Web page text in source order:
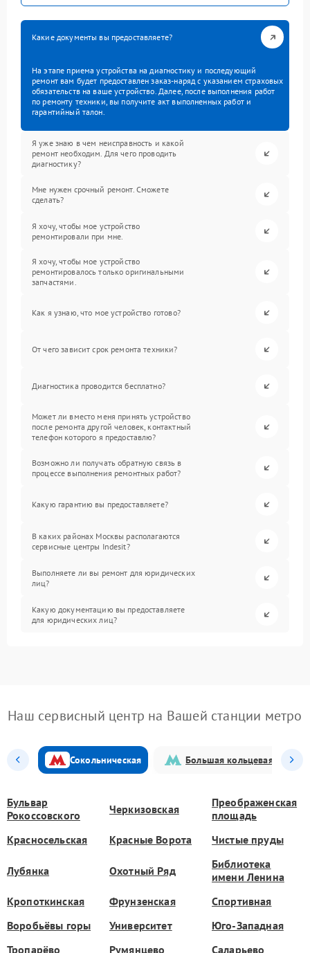
Какие документы вы предоставляете?
На этапе приема устройства на диагностику и последующий
ремонт вам будет предоставлен заказ-наряд с указанием страховых
обязательств на ваше устройство. Далее, после выполнения работ
по ремонту техники, вы получите акт выполненных работ и
гарантийный талон.
Я уже знаю в чем неисправность и какой
ремонт необходим. Для чего проводить
диагностику?
Мне нужен срочный ремонт. Сможете
сделать?
Я хочу, чтобы мое устройство
ремонтировали при мне.
Я хочу, чтобы мое устройство
ремонтировалось только оригинальными
запчастями.
Как я узнаю, что мое устройство готово?
От чего зависит срок ремонта техники?
Диагностика проводится бесплатно?
Может ли вместо меня принять устройство
после ремонта другой человек, контактный
телефон которого я предоставлю?
Возможно ли получать обратную связь в
процессе выполнения ремонтных работ?
Какую гарантию вы предоставляете?
В каких районах Москвы располагаются
сервисные центры Indesit?
Выполняете ли вы ремонт для юридических
лиц?
Какую документацию вы предоставляете
для юридических лиц?
Наш сервисный центр на Вашей станции метро
Сокольническая Большая кольцевая
Бульвар
Рокоссовского
Черкизовская
Преображенская
площадь
Красносельская
Красные Ворота Чистые пруды
Лубянка Охотный Ряд
Библиотека
имени Ленина
Кропоткинская
Фрунзенская
Спортивная
Воробьёвы горы
Университет
Юго-Западная
Тропарёво
Румянцево Саларьево